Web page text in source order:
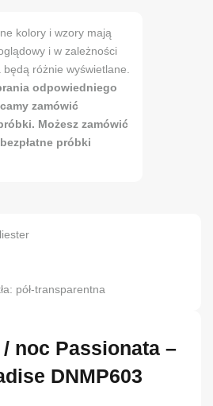
kolory i wzory mają
i w zależności
różnie wyświetlane.
odpowiedniego
zamówić
Możesz zamówić
próbki
pół-transparentna
noc Passionata –
DNMP603